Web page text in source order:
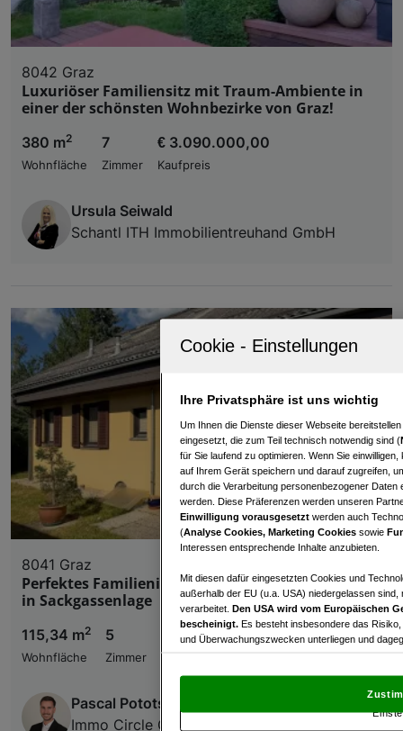
8042 Graz
Luxuriöser Familiensitz mit Traum-Ambiente in
einer der schönsten Wohnbezirke von Graz!
380 m2
Wohnfläche
7
Zimmer
€ 3.090.000,00
Kaufpreis
Ursula Seiwald
Schantl ITH Immobilientreuhand GmbH
8041 Graz
Perfektes Familienidyll mit traumhaften Garten
in Sackgassenlage
115,34 m2
Wohnfläche
5
Zimmer
€ 495.000,00
Kaufpreis
Pascal Pototschnig
Immo Circle GesBR
Ihre Privatsphäre ist uns wichtig
Um Ihnen die Dienste dieser Webseite
eingesetzt, die zum Teil technisch notwendig sind (
für Sie laufend zu optimieren. Wenn Sie
auf Ihrem Gerät speichern und darauf zugreifen,
durch die Verarbeitung personenbezogener
werden. Diese Präferenzen werden unseren
Einwilligung vorausgesetzt werden auch
(Analyse Cookies, Marketing Cookies sowie
Interessen entsprechende Inhalte anzubieten.
Mit diesen dafür eingesetzten Cookies und
außerhalb der EU (u.a. USA) niedergelassen
verarbeitet. Den USA wird vom Europäischen
bescheinigt. Es besteht insbesondere das
und Überwachungszwecken unterliegen und
und Widerspruch gegen die Verarbeitung auf der
„Cookie Einstellungen“, die sich auf jeder Seite